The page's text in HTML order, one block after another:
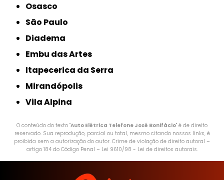
Osasco
São Paulo
Diadema
Embu das Artes
Itapecerica da Serra
Mirandópolis
Vila Alpina
O conteúdo do texto "Auto Elétrica Telefone José Bonifácio" é de direito
reservado. Sua reprodução, parcial ou total, mesmo citando nossos links, é
proibida sem a autorização do autor. Crime de violação de direito autoral –
artigo 184 do Código Penal – Lei 9610/98 - Lei de direitos autorais.